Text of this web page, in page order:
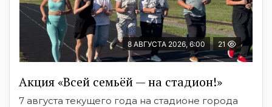
8 АВГУСТА 2026, 6:00 21
Акция «Всей семьёй — на стадион!»
7 августа текущего года на стадионе города